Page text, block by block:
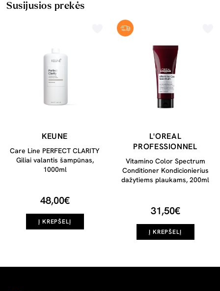
Susijusios prekės
KEUNE
Care Line PERFECT CLARITY
Giliai valantis šampūnas,
1000ml
48,00€
Į KREPŠELĮ
L'OREAL
PROFESSIONNEL
Vitamino Color Spectrum
Conditioner Kondicionierius
dažytiems plaukams, 200ml
31,50€
Į KREPŠELĮ